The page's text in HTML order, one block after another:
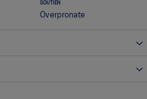
SOUTIEN
Overpronate